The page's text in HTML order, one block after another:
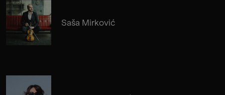
Saša Mirković